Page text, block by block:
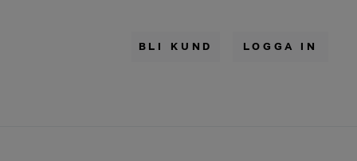
BLI KUND LOGGA IN